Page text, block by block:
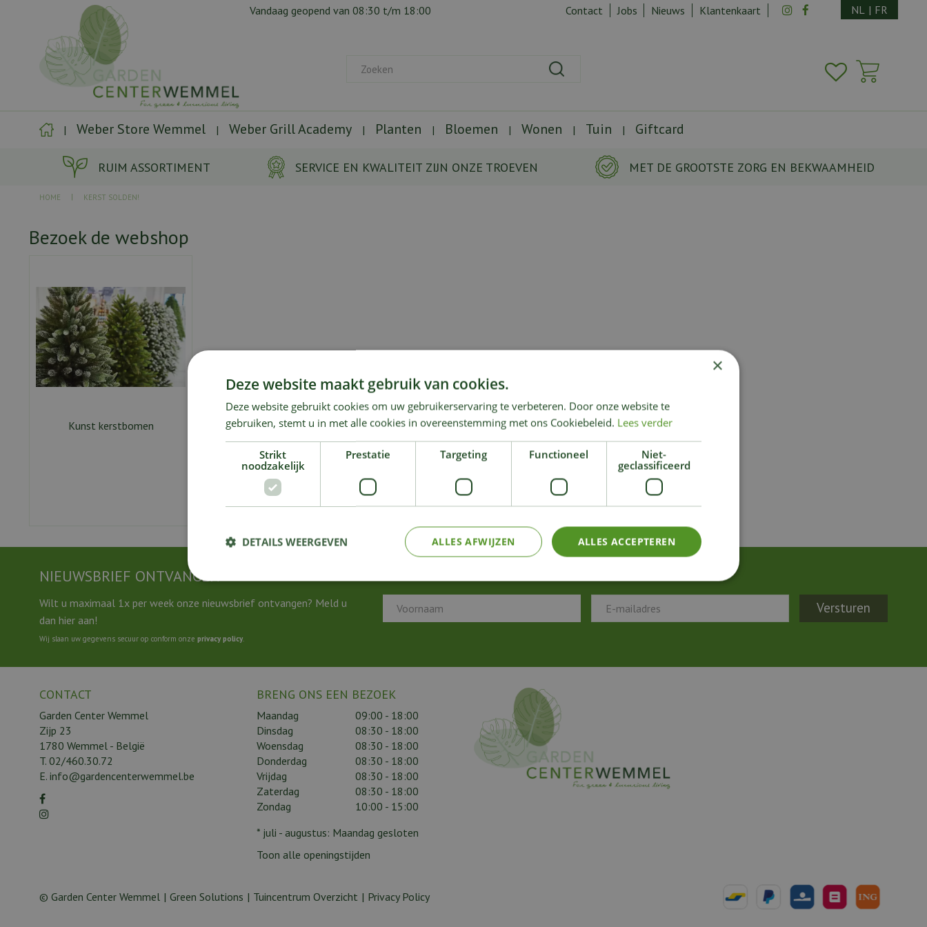
RUIM ASSORTIMENT SERVICE EN KWALITEIT ZIJN ONZE TROEVEN MET DE GROOTSTE ZORG EN BEKWAAMHEID
HOME KERST SOLDEN!
Vandaag geopend van 08:30 t/m 18:00 Contact Jobs Nieuws Klantenkaart NL | FR
Weber Store Wemmel Weber Grill Academy Planten Bloemen Wonen Tuin Giftcard
Bezoek de webshop
Kunst kerstbomen
NIEUWSBRIEF ONTVANGEN
Wilt u maximaal 1x per week onze nieuwsbrief ontvangen? Meld u
dan hier aan!
Wij slaan uw gegevens secuur op conform onze privacy policy.
CONTACT
Garden Center Wemmel
Zijp 23
1780 Wemmel - België
T. 02/460.30.72
E. info@gardencenterwemmel.be
BRENG ONS EEN BEZOEK
Maandag
09:00 - 18:00
Dinsdag
08:30 - 18:00
Woensdag
08:30 - 18:00
Donderdag
08:30 - 18:00
Vrijdag
08:30 - 18:00
Zaterdag
08:30 - 18:00
Zondag
10:00 - 15:00
* juli - augustus: Maandag gesloten
Toon alle openingstijden
© Garden Center Wemmel Green Solutions Tuincentrum Overzicht Privacy Policy
×
Deze website maakt gebruik van cookies.
Deze website gebruikt cookies om uw gebruikerservaring te verbeteren. Door onze website te
gebruiken, stemt u in met alle cookies in overeenstemming met ons Cookiebeleid. Lees verder
Strikt
noodzakelijk
Prestatie Targeting Functioneel
Niet-
geclassificeerd
ALLES ACCEPTEREN
ALLES AFWIJZEN
DETAILS WEERGEVEN